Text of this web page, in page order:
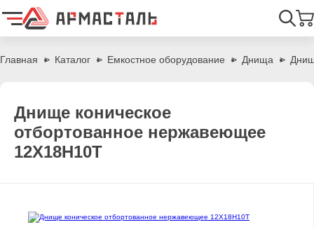
Главная
Каталог Емкостное оборудование Днища
Днище коническое
отбортованное нержавеющее
12Х18Н10Т